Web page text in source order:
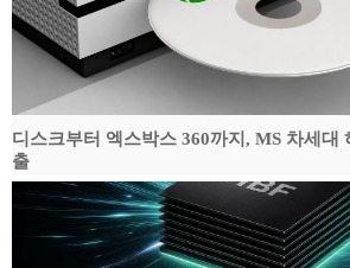
디스크부터 엑스박스 360까지, MS 차세대
출